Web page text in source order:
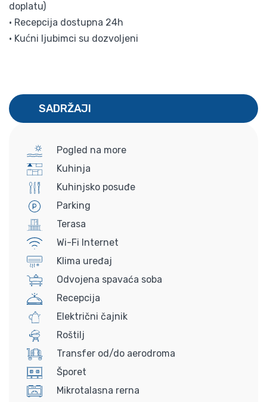
doplatu)
• Recepcija dostupna 24h
• Kućni ljubimci su dozvoljeni
SADRŽAJI
Pogled na more
Kuhinja
Kuhinjsko posuđe
Parking
Terasa
Wi-Fi Internet
Klima uređaj
Odvojena spavaća soba
Recepcija
Električni čajnik
Roštilj
Transfer od/do aerodroma
Šporet
Mikrotalasna rerna